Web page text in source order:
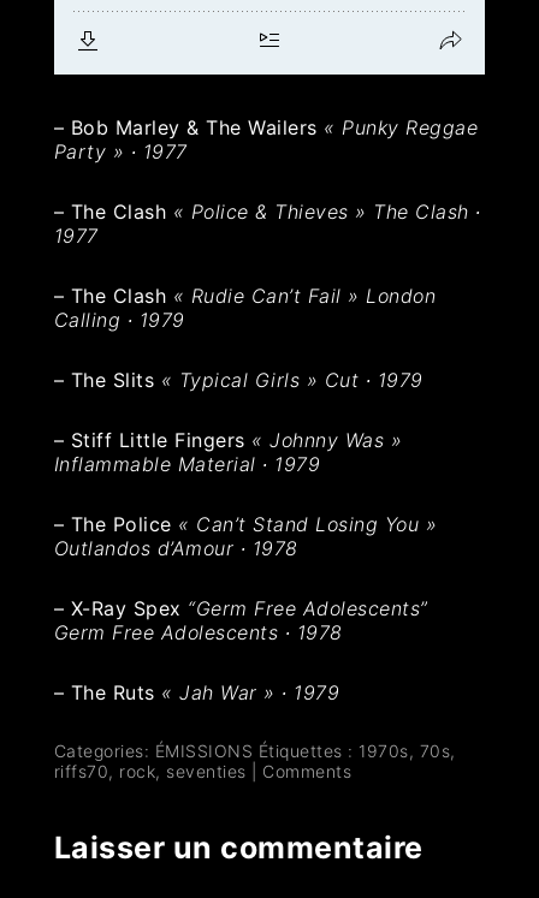
– Bob Marley & The Wailers « Punky Reggae
Party » ∙ 1977
– The Clash « Police & Thieves » The Clash ∙
1977
– The Clash « Rudie Can’t Fail » London
Calling ∙ 1979
– The Slits « Typical Girls » Cut ∙ 1979
– Stiff Little Fingers « Johnny Was »
Inflammable Material ∙ 1979
– The Police « Can’t Stand Losing You »
Outlandos d’Amour ∙ 1978
– X-Ray Spex “Germ Free Adolescents”
Germ Free Adolescents ∙ 1978
– The Ruts « Jah War » ∙ 1979
Categories: ÉMISSIONS Étiquettes : 1970s, 70s,
riffs70, rock, seventies Comments
Laisser un commentaire